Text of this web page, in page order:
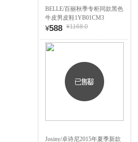
BELLE/百丽秋季专柜同款黑色
牛皮男皮鞋1YB01CM3
¥588 ¥1168.0
Josiny/卓诗尼2015年夏季新款